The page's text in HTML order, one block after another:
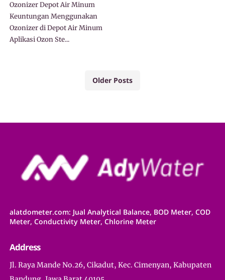
Ozonizer Depot Air Minum
Keuntungan Menggunakan
Ozonizer di Depot Air Minum
Aplikasi Ozon Ste...
Older Posts
alatdometer.com: Jual Analytical Balance, BOD Meter, COD
Meter, Conductivity Meter, Chlorine Meter
Address
Jl. Raya Mande No.26, Cikadut, Kec. Cimenyan, Kabupaten